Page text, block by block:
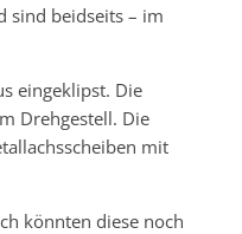
sind beidseits – im
eingeklipst. Die
Drehgestell. Die
mit
könnten diese noch